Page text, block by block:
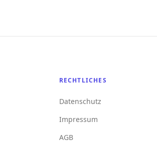
RECHTLICHES
Datenschutz
Impressum
AGB